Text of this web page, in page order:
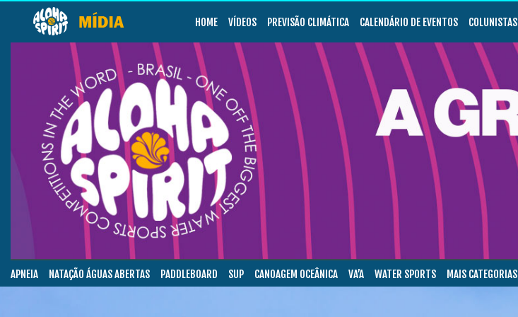
HOME VÍDEOS PREVISÃO CLIMÁTICA CALENDÁRIO DE EVENTOS COLUNISTAS
APNEIA NATAÇÃO ÁGUAS ABERTAS PADDLEBOARD SUP CANOAGEM OCEÂNICA VA’A WATER SPORTS MAIS CATEGORIAS